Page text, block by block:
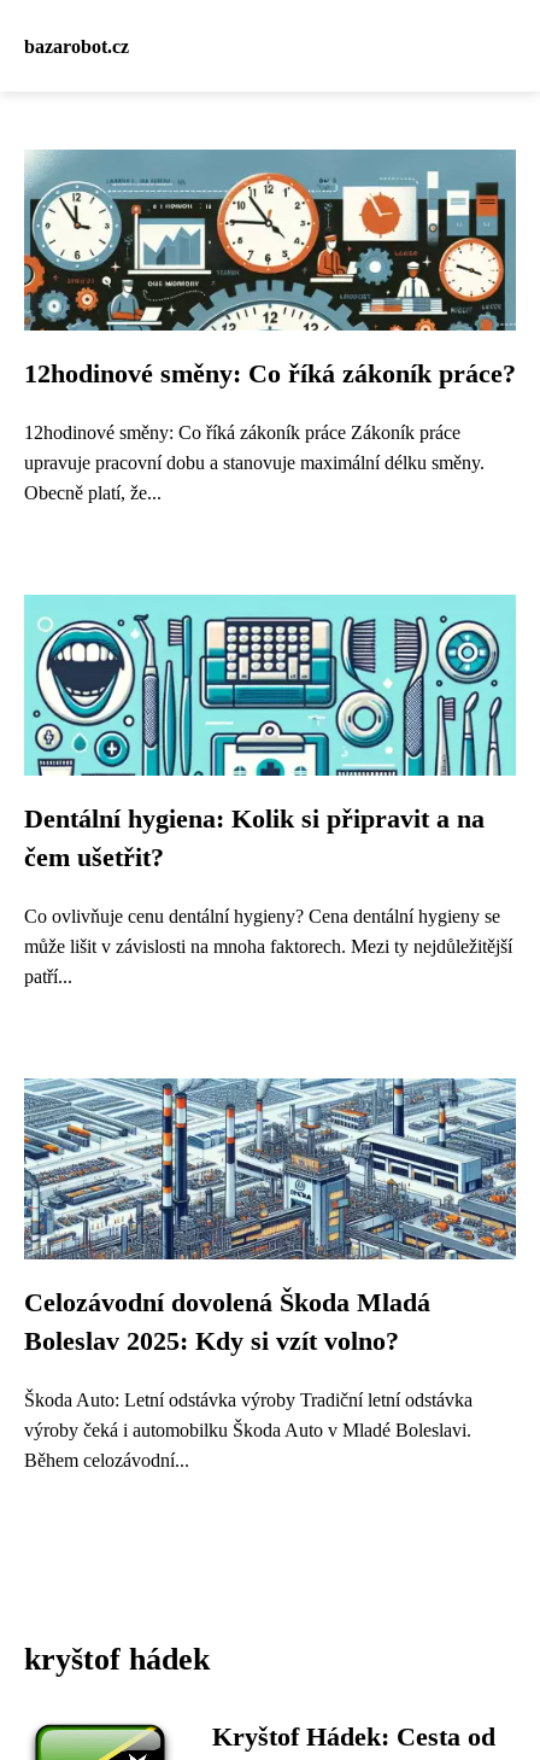
bazarobot.cz
12hodinové směny: Co říká zákoník práce?
12hodinové směny: Co říká zákoník práce Zákoník práce
upravuje pracovní dobu a stanovuje maximální délku směny.
Obecně platí, že...
Dentální hygiena: Kolik si připravit a na
čem ušetřit?
Co ovlivňuje cenu dentální hygieny? Cena dentální hygieny se
může lišit v závislosti na mnoha faktorech. Mezi ty nejdůležitější
patří...
Celozávodní dovolená Škoda Mladá
Boleslav 2025: Kdy si vzít volno?
Škoda Auto: Letní odstávka výroby Tradiční letní odstávka
výroby čeká i automobilku Škoda Auto v Mladé Boleslavi.
Během celozávodní...
kryštof hádek
Kryštof Hádek: Cesta od